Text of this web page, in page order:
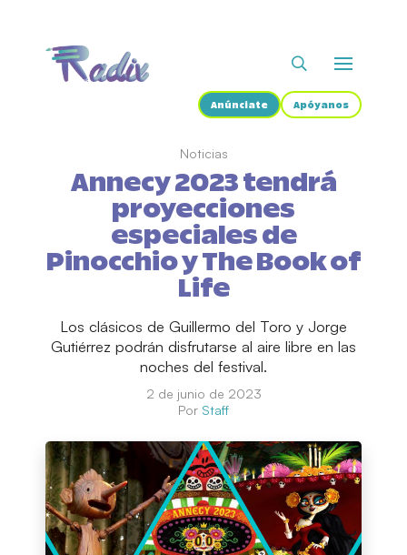
Anúnciate Apóyanos
Noticias
Annecy 2023 tendrá
proyecciones
especiales de
Pinocchio y The Book of
Life
Los clásicos de Guillermo del Toro y Jorge
Gutiérrez podrán disfrutarse al aire libre en las
noches del festival.
2 de junio de 2023
Por Staff